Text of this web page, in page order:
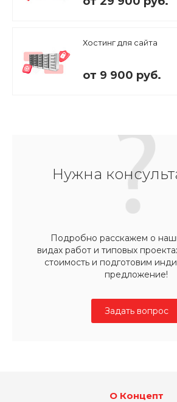
Хостинг для сайта
от 9 900 руб.
Нужна
Подробно расскажем о
видах работ и типовых
стоимость и подготовим
предложение!
Задать вопрос
О Концепт